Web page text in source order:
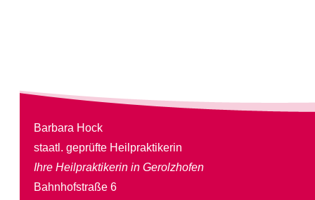
Barbara Hock
staatl. geprüfte Heilpraktikerin
Ihre Heilpraktikerin in Gerolzhofen
Bahnhofstraße 6